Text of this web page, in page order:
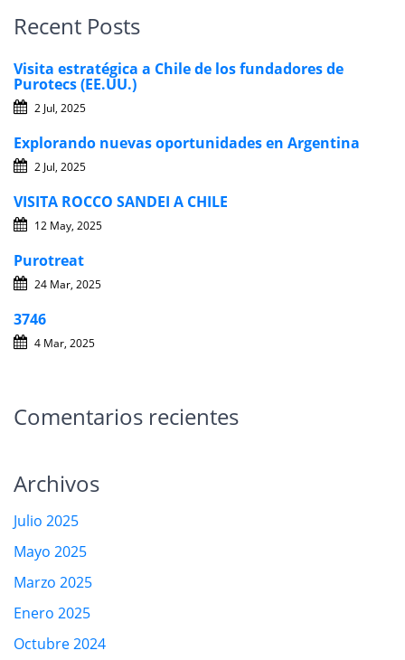
Recent Posts
Visita estratégica a Chile de los fundadores de
Purotecs (EE.UU.)
2 Jul, 2025
Explorando nuevas oportunidades en Argentina
2 Jul, 2025
VISITA ROCCO SANDEI A CHILE
12 May, 2025
Purotreat
24 Mar, 2025
3746
4 Mar, 2025
Comentarios recientes
Archivos
Julio 2025
Mayo 2025
Marzo 2025
Enero 2025
Octubre 2024